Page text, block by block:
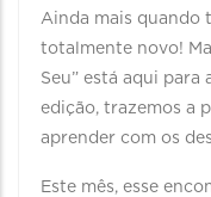
Ainda mais quando
totalmente novo!
Seu” está aqui para
edição, trazemos a
aprender com os
Este mês, esse